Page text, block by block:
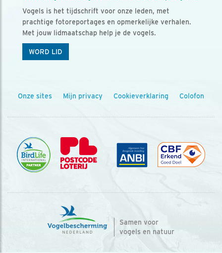
Vogels is het tijdschrift voor onze leden, met
prachtige fotoreportages en opmerkelijke verhalen.
Met jouw lidmaatschap help je de vogels.
WORD LID
Onze sites Mijn privacy Cookieverklaring Colofon
Samen voor
vogels en natuur